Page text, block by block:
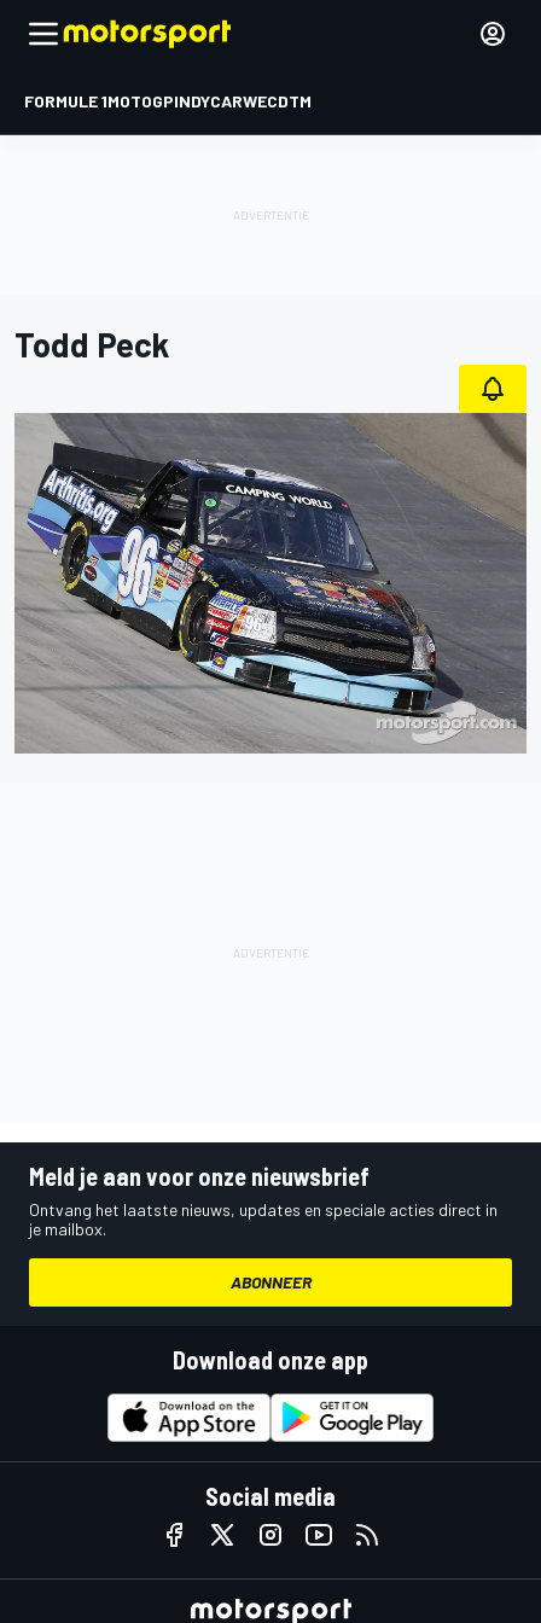
FORMULE 1MOTOGPINDYCARWECDTM
Todd Peck
Meld je aan voor onze nieuwsbrief
Ontvang het laatste nieuws, updates en speciale acties direct in
je mailbox.
ABONNEER
Download onze app
Social media